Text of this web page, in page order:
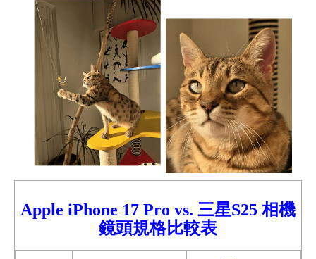
Apple iPhone 17 Pro vs. 三星S25 相機
鏡頭規格比較表